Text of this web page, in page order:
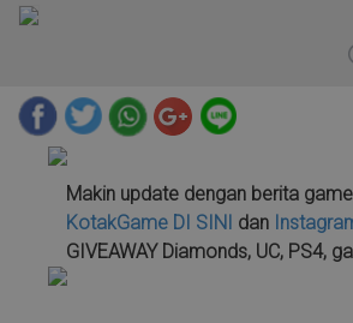
Makin update dengan berita
KotakGame DI SINI dan
GIVEAWAY Diamonds, UC, PS4,